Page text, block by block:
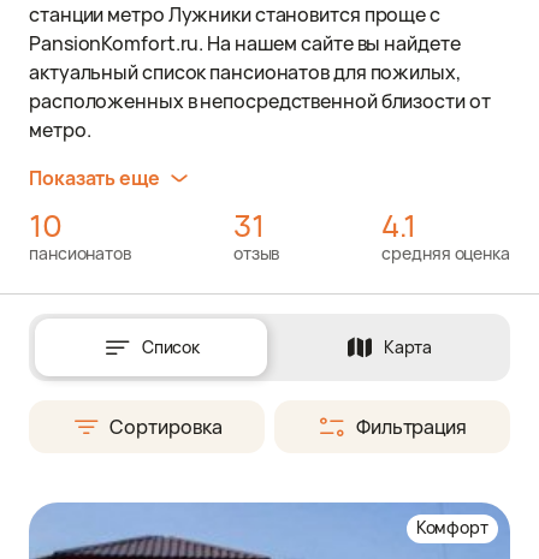
станции метро Лужники становится проще с
PansionKomfort.ru. На нашем сайте вы найдете
актуальный список пансионатов для пожилых,
расположенных в непосредственной близости от
метро.
Показать еще
10
пансионатов
31
отзыв
4.1
средняя оценка
Сортировка Фильтрация
Список Карта
Комфорт